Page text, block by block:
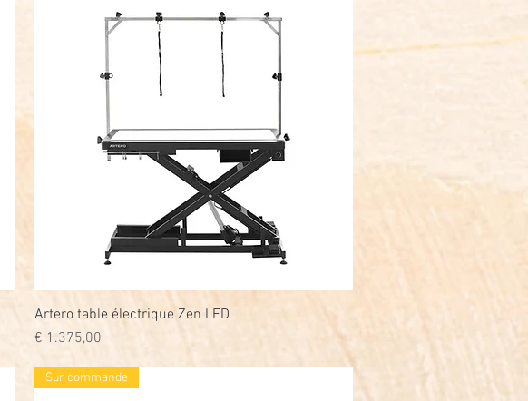
Snel overzicht
Artero table électrique Zen LED
Prijs
€ 1.375,00
Sur commande